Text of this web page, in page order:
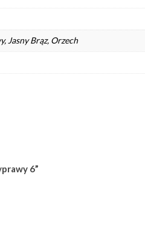
Jasny Brąz, Orzech
6”